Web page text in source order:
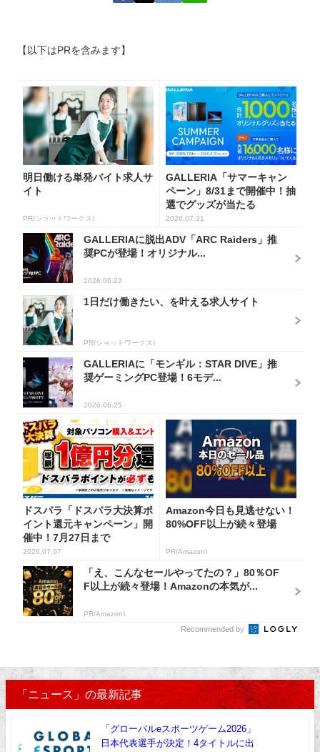
【以下はPRを含みます】
明日働ける単発バイト求人サ
イト
PR(ショットワークス)
GALLERIA「サマーキャン
ペーン」8/31まで開催中！抽
選でグッズが当たる
2026.07.31
GALLERIAに脱出ADV「ARC Raiders」推
奨PCが登場！オリジナル...
2026.06.22
1日だけ働きたい、を叶える求人サイト
PR(ショットワークス)
GALLERIAに「モンギル：STAR DIVE」推
奨ゲーミングPC登場！6モデ...
2026.06.25
ドスパラ「ドスパラ大決算ポ
イント還元キャンペーン」開
催中！7月27日まで
2026.07.07
Amazon今日も見逃せない！
80%OFF以上が続々登場
PR(Amazon)
「え、こんなセールやってたの？」80％OF
F以上が続々登場！Amazonの本気が...
PR(Amazon)
Recommended by
「ニュース」の最新記事
「グローバルeスポーツゲーム2026」
日本代表選手が決定！4タイトルに出